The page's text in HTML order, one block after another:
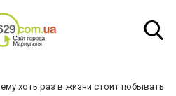
хоть раз в жизни стоит побывать